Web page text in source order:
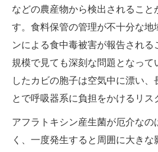
などの農産物から検出されること
す。食料保管の管理が不十分な地
ンによる食中毒被害が報告される
規模で見ても深刻な問題となって
したカビの胞子は空気中に漂い、
とで呼吸器系に負担をかけるリス
アフラトキシン産生菌が厄介なの
く、一度発生すると周囲に大き